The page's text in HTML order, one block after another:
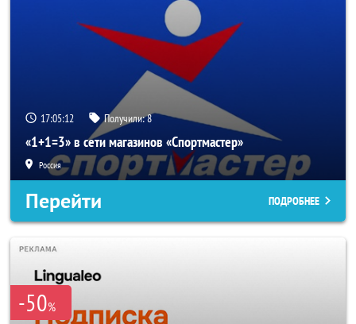
17:05:10 Получили:8
«1+1=3» в сети магазинов «Спортмастер»
Россия
Перейти ПОДРОБНЕЕ
-50%